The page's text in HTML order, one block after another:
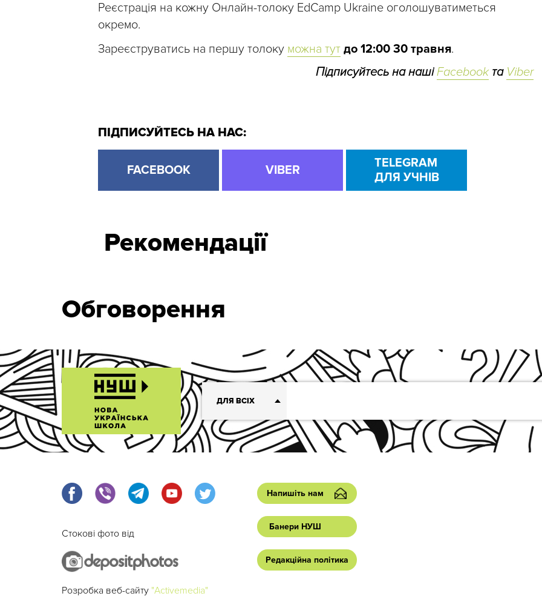
Реєстрація на кожну Онлайн-толоку EdCamp Ukraine оголошуватиметься
окремо.
Зареєструватись на першу толоку можна тут до 12:00 30 травня.
Підписуйтесь на нашіFacebookта Viber
ПІДПИСУЙТЕСЬ НА НАС:
FACEBOOK VIBER
TELEGRAM
ДЛЯ УЧНІВ
Рекомендації
Обговорення
ДЛЯ ВСІХ
Стокові фото від
Розробка веб-сайту "Activemedia"
Напишіть нам
Банери НУШ
Редакційна політика